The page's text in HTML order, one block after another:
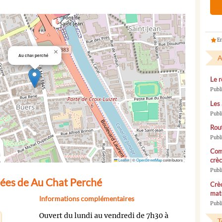
Au chat perché ×
Leaflet|©OpenStreetMapcontributors
de Au Chat Perché
Informations complémentaires
Ouvert du lundi au vendredi de 7h30 à
Le